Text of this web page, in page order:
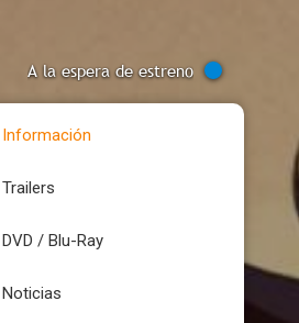
A la espera de estreno
Información
Trailers
DVD / Blu-Ray
Noticias